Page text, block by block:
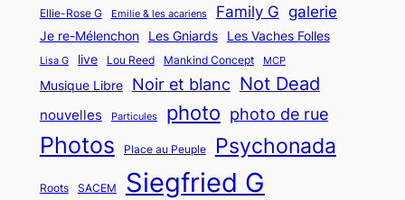
Psychonada
Smells like a riot (2011)
Siegfried G
Ellie-Rose G Emilie & les acariens Family G galerie
Je re-Mélenchon Les Gniards Les Vaches Folles
Lisa G live Lou Reed Mankind Concept MCP
Musique Libre Noir et blanc Not Dead
nouvelles Particules photo photo de rue
Photos Place au Peuple Psychonada
Roots SACEM Siegfried G